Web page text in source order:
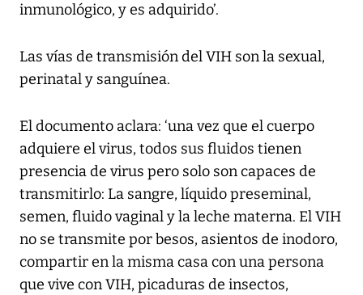
inmunológico, y es adquirido’.
Las vías de transmisión del VIH son la sexual,
perinatal y sanguínea.
El documento aclara: ‘una vez que el cuerpo
adquiere el virus, todos sus fluidos tienen
presencia de virus pero solo son capaces de
transmitirlo: La sangre, líquido preseminal,
semen, fluido vaginal y la leche materna. El VIH
no se transmite por besos, asientos de inodoro,
compartir en la misma casa con una persona
que vive con VIH, picaduras de insectos,